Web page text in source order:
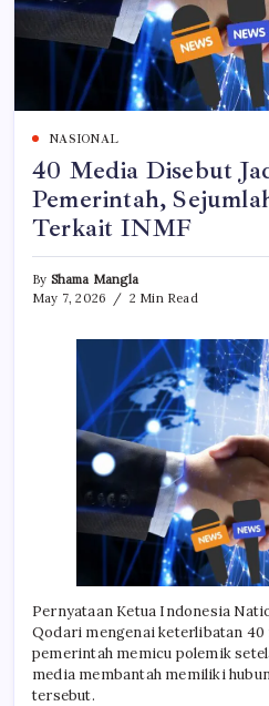
NASIONAL
40 Media Disebut
Pemerintah,
Terkait INMF
By Shama Mangla
May 7, 2026
2 Min Read
Pernyataan Ketua Indonesia
Qodari mengenai keterlibatan
pemerintah memicu polemik
media membantah memiliki
tersebut.